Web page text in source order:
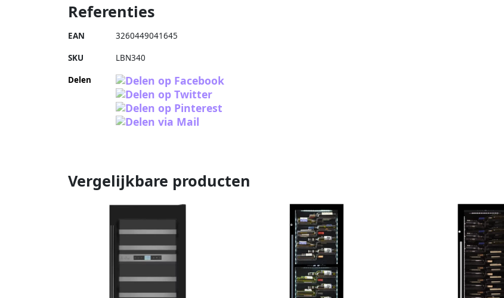
Referenties
EAN 3260449041645
SKU LBN340
Delen
Vergelijkbare producten